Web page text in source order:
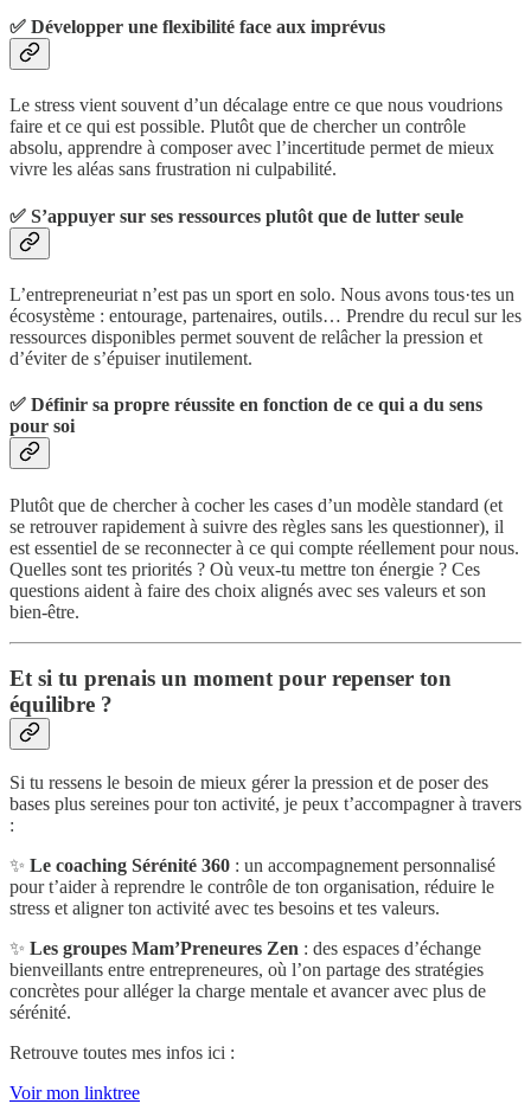
✅ Développer une flexibilité face aux imprévus
Le stress vient souvent d’un décalage entre ce que nous voudrions
faire et ce qui est possible. Plutôt que de chercher un contrôle
absolu, apprendre à composer avec l’incertitude permet de mieux
vivre les aléas sans frustration ni culpabilité.
✅ S’appuyer sur ses ressources plutôt que de lutter seule
L’entrepreneuriat n’est pas un sport en solo. Nous avons tous·tes un
écosystème : entourage, partenaires, outils… Prendre du recul sur les
ressources disponibles permet souvent de relâcher la pression et
d’éviter de s’épuiser inutilement.
✅ Définir sa propre réussite en fonction de ce qui a du sens
pour soi
Plutôt que de chercher à cocher les cases d’un modèle standard (et
se retrouver rapidement à suivre des règles sans les questionner), il
est essentiel de se reconnecter à ce qui compte réellement pour nous.
Quelles sont tes priorités ? Où veux-tu mettre ton énergie ? Ces
questions aident à faire des choix alignés avec ses valeurs et son
bien-être.
Et si tu prenais un moment pour repenser ton
équilibre ?
Si tu ressens le besoin de mieux gérer la pression et de poser des
bases plus sereines pour ton activité, je peux t’accompagner à travers
:
✨ Le coaching Sérénité 360 : un accompagnement personnalisé
pour t’aider à reprendre le contrôle de ton organisation, réduire le
stress et aligner ton activité avec tes besoins et tes valeurs.
✨ Les groupes Mam’Preneures Zen : des espaces d’échange
bienveillants entre entrepreneures, où l’on partage des stratégies
concrètes pour alléger la charge mentale et avancer avec plus de
sérénité.
Retrouve toutes mes infos ici :
Voir mon linktree